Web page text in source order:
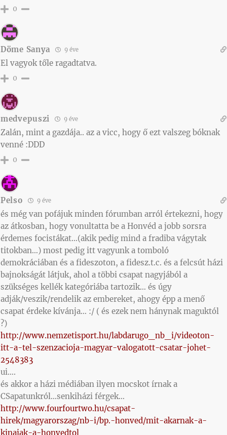
0
Döme Sanya 9 éve
El vagyok tőle ragadtatva.
0
medvepuszi 9 éve
Zalán, mint a gazdája.. az a vicc, hogy ő ezt valszeg bóknak
venné :DDD
0
Pelso 9 éve
és még van pofájuk minden fórumban arról értekezni, hogy
az átkosban, hogy vonultatta be a Honvéd a jobb sorsra
érdemes focistákat…(akik pedig mind a fradiba vágytak
titokban…) most pedig itt vagyunk a tomboló
demokráciában és a fideszoton, a fidesz.t.c. és a felcsút házi
bajnokságát látjuk, ahol a többi csapat nagyjából a
szükséges kellék kategóriába tartozik… és úgy
adják/veszik/rendelik az embereket, ahogy épp a menő
csapat érdeke kívánja… :/ ( és ezek nem hánynak maguktól
?)
http://www.nemzetisport.hu/labdarugo_nb_i/videoton-
itt-a-tel-szenzacioja-magyar-valogatott-csatar-johet-
2548383
ui….
és akkor a házi médiában ilyen mocskot írnak a
CSapatunkról…senkiházi férgek…
http://www.fourfourtwo.hu/csapat-
hirek/magyarorszag/nb-i/bp.-honved/mit-akarnak-a-
kinaiak-a-honvedtol